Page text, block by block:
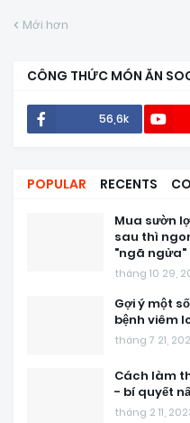
Mới hơn
CÔNG THỨC MÓN ĂN
56,6k
POPULAR RECENTS
Mua sườn
sau thì
"ngã ngửa"
tháng 10 29,
Gợi ý một
bệnh viêm
tháng 7 21,
Cách làm
- bí quyết
tháng 2 11,